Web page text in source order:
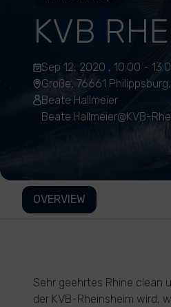
KVB
Sep 12, 2020 , 10:00 -
Große, 76661
Beate Hallmeier
Beate.Hallmeier@KVB-
OVERVIEW
Sehr geehrtes Rhine clean
der KVB-Rheinsheim wird,